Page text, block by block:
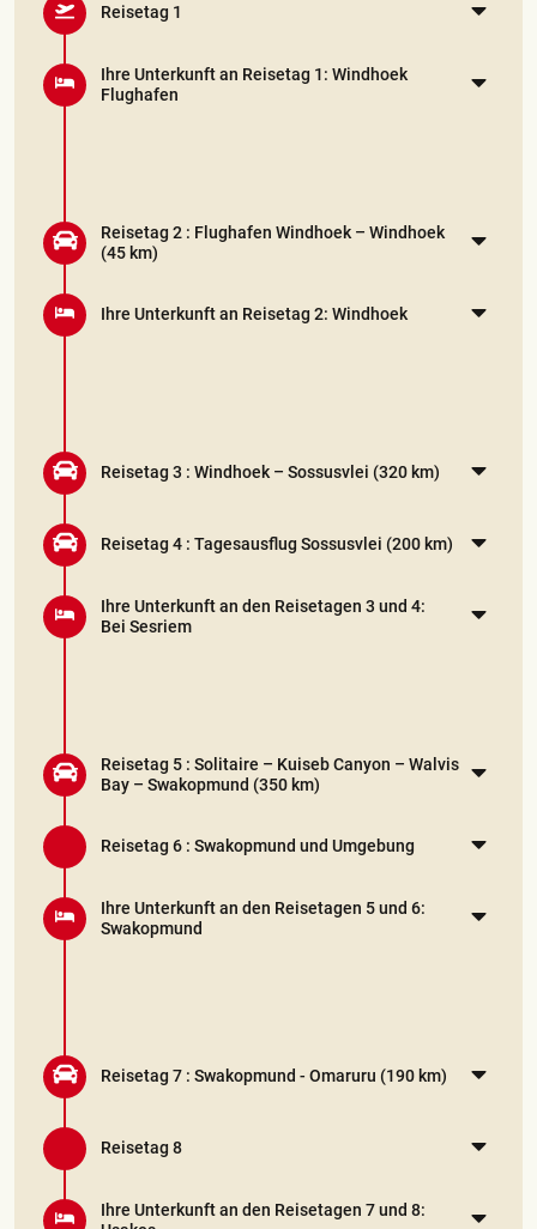
Reisetag 1
Ihre Unterkunft an Reisetag 1: Windhoek
Flughafen
Reisetag 2 : Flughafen Windhoek – Windhoek
(45 km)
Ihre Unterkunft an Reisetag 2: Windhoek
Reisetag 3 : Windhoek – Sossusvlei (320 km)
Reisetag 4 : Tagesausflug Sossusvlei (200 km)
Ihre Unterkunft an den Reisetagen 3 und 4:
Bei Sesriem
Reisetag 5 : Solitaire – Kuiseb Canyon – Walvis
Bay – Swakopmund (350 km)
Reisetag 6 : Swakopmund und Umgebung
Ihre Unterkunft an den Reisetagen 5 und 6:
Swakopmund
Reisetag 7 : Swakopmund - Omaruru (190 km)
Reisetag 8
Ihre Unterkunft an den Reisetagen 7 und 8: